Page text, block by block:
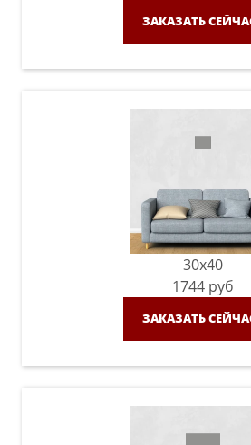
ЗАКАЗАТЬ
30x40
1744 руб
ЗАКАЗАТЬ